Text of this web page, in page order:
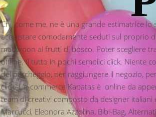
Chi, come me, ne è una grande estimatrice
acquistare comodamente seduti sul proprio
macaroon ai frutti di bosco. Poter scegliere
offline. Il tutto in pochi semplici click. Niente
del parcheggio, per raggiungere il negozio,
click. L’e-commerce Kapatas è online da
team di creativi composto da designer
Marcucci, Eleonora Azzolina, Bibi-Bag,